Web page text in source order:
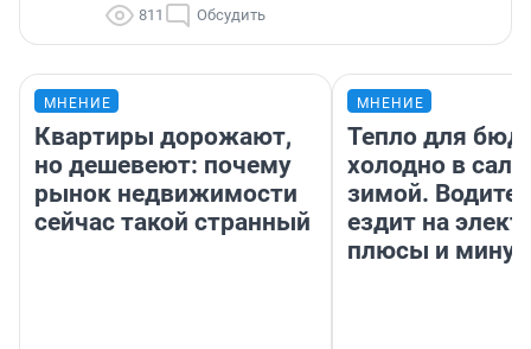
811 Обсудить
МНЕНИЕ
Квартиры дорожают,
но дешевеют: почему
рынок недвижимости
сейчас такой странный
МНЕНИЕ
Тепло для
холодно в
зимой.
ездит на
плюсы и